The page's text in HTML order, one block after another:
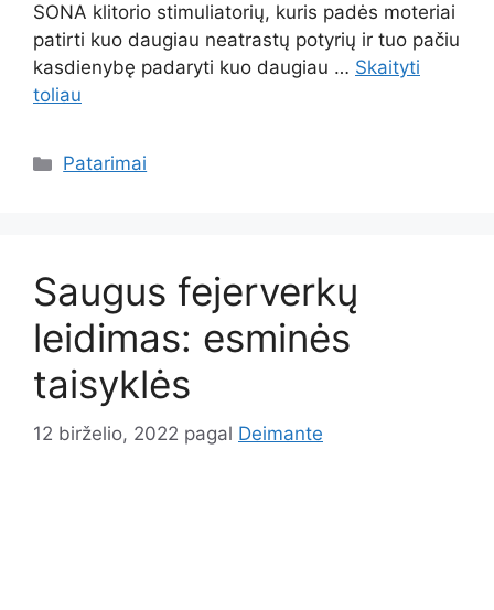
SONA klitorio stimuliatorių, kuris padės moteriai
patirti kuo daugiau neatrastų potyrių ir tuo pačiu
kasdienybę padaryti kuo daugiau … Skaityti
toliau
Kategorijos
Patarimai
Saugus fejerverkų
leidimas: esminės
taisyklės
12 birželio, 2022 pagal Deimante